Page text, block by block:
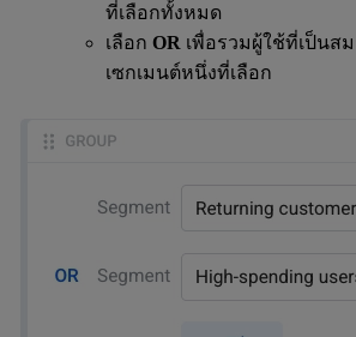
ที่เลือกทั้งหมด
เลือก OR เพื่อรวมผู้ใช้ที่เป็นส
เซกเมนต์หนึ่งที่เลือก